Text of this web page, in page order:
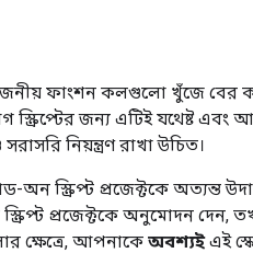
ফাংশন কলগুলো খুঁজে বের
স্ক্রিপ্টের জন্য এটিই যথেষ্ট
নিয়ন্ত্রণ রাখা উচিত।
অন স্ক্রিপ্ট প্রজেক্টকে অত্যন্ত
প্রজেক্টকে অনুমোদন দেন,
ক্ষেত্রে, আপনাকে অবশ্যইএই